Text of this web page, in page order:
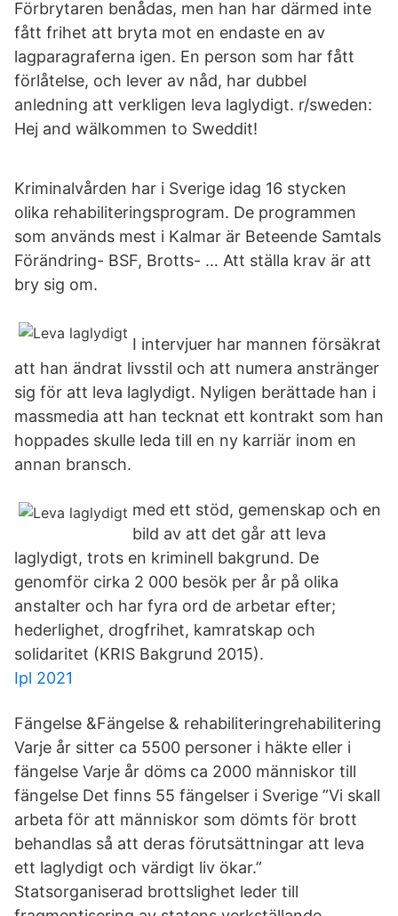
Förbrytaren benådas, men han har därmed inte
fått frihet att bryta mot en endaste en av
lagparagraferna igen. En person som har fått
förlåtelse, och lever av nåd, har dubbel
anledning att verkligen leva laglydigt. r/sweden:
Hej and wälkommen to Sweddit!
Kriminalvården har i Sverige idag 16 stycken
olika rehabiliteringsprogram. De programmen
som används mest i Kalmar är Beteende Samtals
Förändring- BSF, Brotts- … Att ställa krav är att
bry sig om.
I intervjuer har mannen försäkrat
att han ändrat livsstil och att numera anstränger
sig för att leva laglydigt. Nyligen berättade han i
massmedia att han tecknat ett kontrakt som han
hoppades skulle leda till en ny karriär inom en
annan bransch.
med ett stöd, gemenskap och en
bild av att det går att leva
laglydigt, trots en kriminell bakgrund. De
genomför cirka 2 000 besök per år på olika
anstalter och har fyra ord de arbetar efter;
hederlighet, drogfrihet, kamratskap och
solidaritet (KRIS Bakgrund 2015).
Ipl 2021
Fängelse &Fängelse & rehabiliteringrehabilitering
Varje år sitter ca 5500 personer i häkte eller i
fängelse Varje år döms ca 2000 människor till
fängelse Det finns 55 fängelser i Sverige ”Vi skall
arbeta för att människor som dömts för brott
behandlas så att deras förutsättningar att leva
ett laglydigt och värdigt liv ökar.”
Statsorganiserad brottslighet leder till